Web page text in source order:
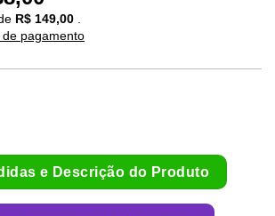
R$ 149,00
pagamento
e Descrição do Produto